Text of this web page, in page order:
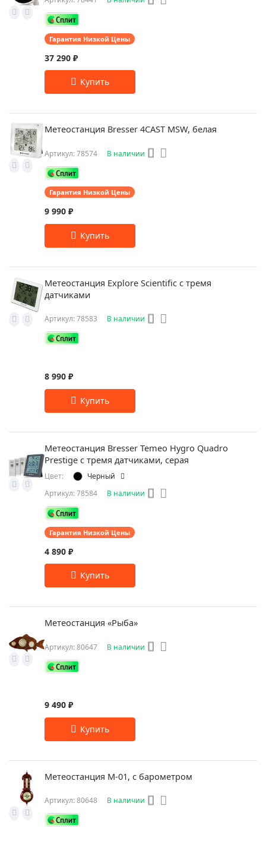
37 290 ₽
Гарантия Низкой Цены
Метеостанция Bresser 4CAST MSW, белая
9 990 ₽
Артикул: 78574 В наличии
Гарантия Низкой Цены
Метеостанция Explore Scientific с тремя
датчиками
8 990 ₽
Артикул: 78583 В наличии
Метеостанция Bresser Temeo Hygro Quadro
Prestige с тремя датчиками, серая
Цвет: Черный
4 890 ₽
Артикул: 78584 В наличии
Гарантия Низкой Цены
Метеостанция «Рыба»
9 490 ₽
Артикул: 80647 В наличии
Метеостанция М-01, с барометром
Артикул: 80648 В наличии